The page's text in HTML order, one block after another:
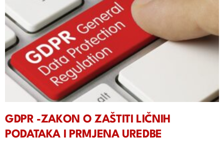
GDPR -ZAKON O ZAŠTITI LIČNIH
PODATAKA I PRMJENA UREDBE